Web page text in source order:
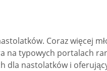
Coraz więcej
na typowych portalach
dla nastolatków i